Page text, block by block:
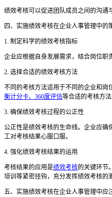
绩效考核可以促进团队成员之间的沟通
四、实施绩效考核在企业人事管理中的
1. 制定科学的绩效考核指标
企业应根据自身发展需求，结合岗位职
2. 选择合适的绩效考核方法
不同的考核方法适用于不同的企业和岗
衡计分卡、360度评估等合适的考核方法
3. 确保绩效考核过程的公正性
公正性是绩效考核的生命线。企业应确
工对考核结果心服口服。
4. 强化绩效考核结果的运用
考核结果的应用是绩效考核的关键环节
培训等紧密挂钩，充分发挥绩效考核的
五、实施绩效考核在企业人事管理中应